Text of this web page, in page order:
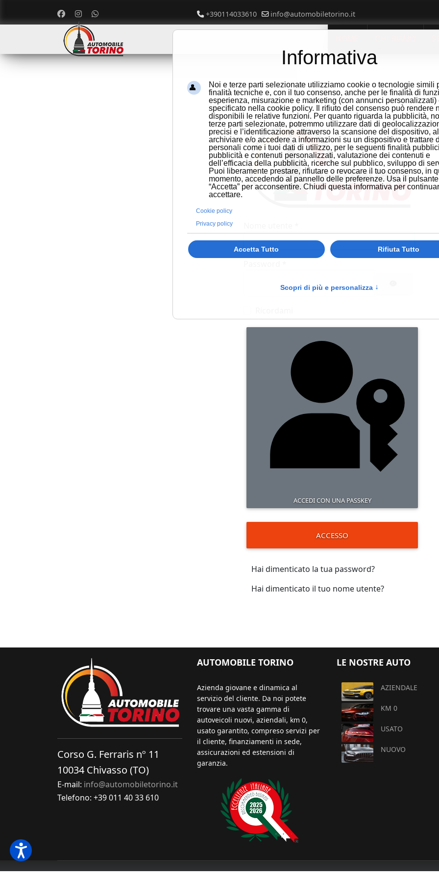
Informativa
Noi e terze parti selezionate utilizziamo cookie o tecnologie simili
finalità tecniche e, con il tuo consenso, anche per le finalità di
esperienza, misurazione e marketing (con annunci personalizzati)
specificato nella cookie policy. Il rifiuto del consenso può rendere
disponibili le relative funzioni. Per quanto riguarda la pubblicità,
terze parti selezionate, potremmo utilizzare dati di
precisi e l’identificazione attraverso la scansione del dispositivo,
archiviare e/o accedere a informazioni su un dispositivo e trattare
personali come i tuoi dati di utilizzo, per le seguenti finalità
pubblicità e contenuti personalizzati, valutazione dei contenuti e
dell’efficacia della pubblicità, ricerche sul pubblico, sviluppo di
Puoi liberamente prestare, rifiutare o revocare il tuo consenso, in
momento, accedendo al pannello delle preferenze. Usa il pulsante
“Accetta” per acconsentire. Chiudi questa informativa per
accettare.
Cookie policy
Privacy policy
Accetta Tutto Rifiuta Tutto
Scopri di più e personalizza ↑
+390114033610 info@automobiletorino.it
ACCEDI CON UNA PASSKEY
ACCESSO
Hai dimenticato la tua password?
Hai dimenticato il tuo nome utente?
Corso G. Ferraris nº 11
10034 Chivasso (TO)
E-mail: info@automobiletorino.it
Telefono: +39 011 40 33 610
AUTOMOBILE TORINO
Azienda giovane e dinamica al
servizio del cliente. Da noi potete
trovare una vasta gamma di
autoveicoli nuovi, aziendali, km 0,
usato garantito, compreso servizi per
il cliente, finanziamenti in sede,
assicurazioni ed estensioni di
garanzia.
LE NOSTRE AUTO
AZIENDALE
KM 0
USATO
NUOVO